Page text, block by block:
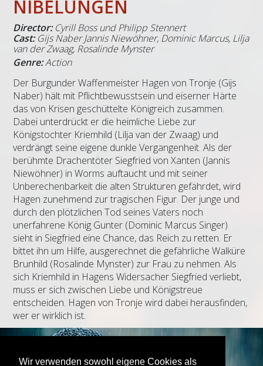
Wir verwenden sowohl eigene Cookies als
NIBELUNGEN
Director: Cyrill Boss und Philipp Stennert
Cast: Gijs Naber Jannis Niewöhner, Dominic Marcus, Lilja
van der Zwaag, Rosalinde Mynster
Genre:Action
Der Burgunder Waffenmeister Hagen von Tronje (Gijs
Naber) hält mit Pflichtbewusstsein und eiserner Härte
das von Krisen geschüttelte Königreich zusammen.
Dabei unterdrückt er die heimliche Liebe zur
Königstochter Kriemhild (Lilja van der Zwaag) und
verdrängt seine eigene dunkle Vergangenheit. Als der
berühmte Drachentöter Siegfried von Xanten (Jannis
Niewöhner) in Worms auftaucht und mit seiner
Unberechenbarkeit die alten Strukturen gefährdet, wird
Hagen zunehmend zur tragischen Figur. Der junge und
durch den plötzlichen Tod seines Vaters noch
unerfahrene König Gunter (Dominic Marcus Singer)
sieht in Siegfried eine Chance, das Reich zu retten. Er
bittet ihn um Hilfe, ausgerechnet die gefährliche Walküre
Brunhild (Rosalinde Mynster) zur Frau zu nehmen. Als
sich Kriemhild in Hagens Widersacher Siegfried verliebt,
muss er sich zwischen Liebe und Königstreue
entscheiden. Hagen von Tronje wird dabei herausfinden,
wer er wirklich ist.